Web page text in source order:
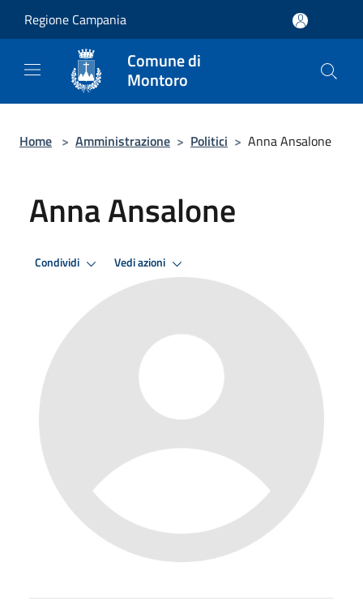
Regione Campania
Comune di
Montoro
Home > Amministrazione > Politici > Anna Ansalone
Anna Ansalone
Condividi Vedi azioni